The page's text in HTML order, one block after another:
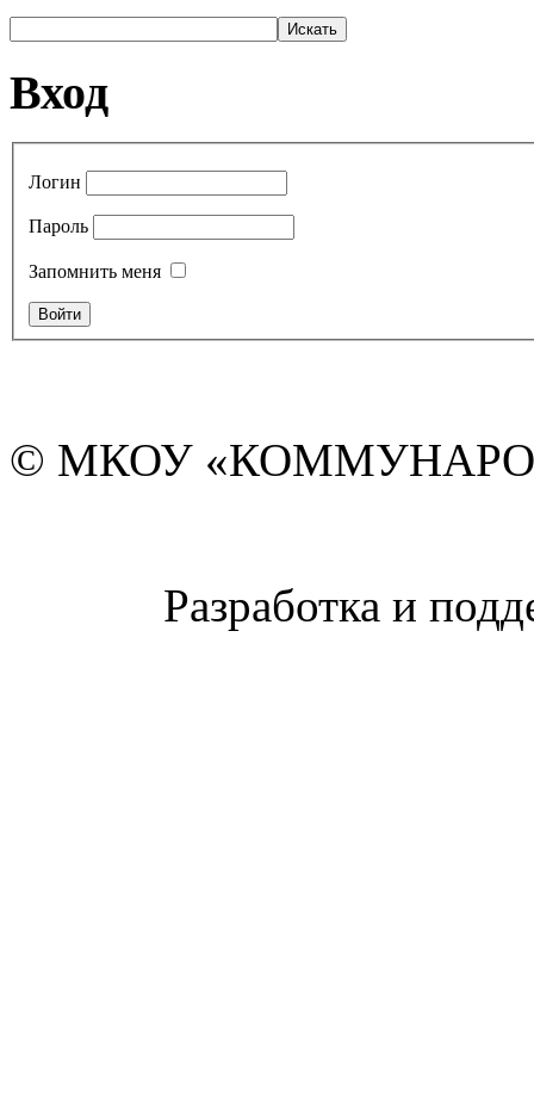
Вход
Логин
Пароль
Запомнить меня
© МКОУ
Разработка и